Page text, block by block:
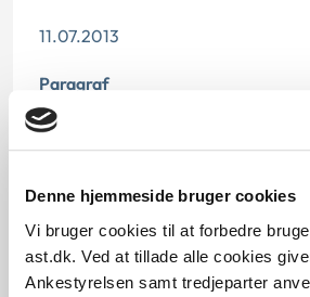
Denne hjemmeside bruger cookies
Vi bruger cookies til at forbedre
ast.dk. Ved at tillade alle cookies
Ankestyrelsen samt tredjeparter
11.07.2013
Paragraf
§ 18 § 38 § 1
8500036-08